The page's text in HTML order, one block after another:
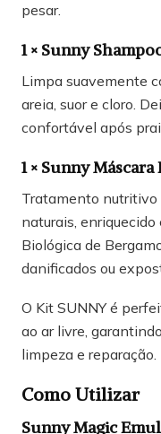
pesar.
1 × Sunny
Limpa suavemente
areia, suor e cloro.
confortável após
1 × Sunny
Tratamento
naturais, enriquecido
Biológica de
danificados ou
O Kit SUNNY é
ao ar livre,
limpeza e reparação.
Como Utilizar
Sunny Magic